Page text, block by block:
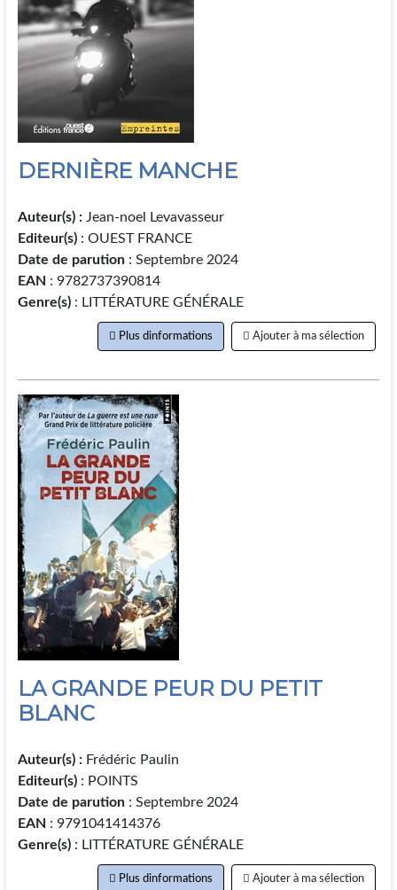
DERNIÈRE MANCHE
Auteur(s) :Jean-noel Levavasseur
Editeur(s) : OUEST FRANCE
Date de parution: Septembre 2024
EAN : 9782737390814
Genre(s): LITTÉRATURE GÉNÉRALE
Plus dinformations Ajouter à ma sélection
LA GRANDE PEUR DU PETIT
BLANC
Auteur(s) :Frédéric Paulin
Editeur(s) : POINTS
Date de parution: Septembre 2024
EAN : 9791041414376
Genre(s): LITTÉRATURE GÉNÉRALE
Plus dinformations Ajouter à ma sélection